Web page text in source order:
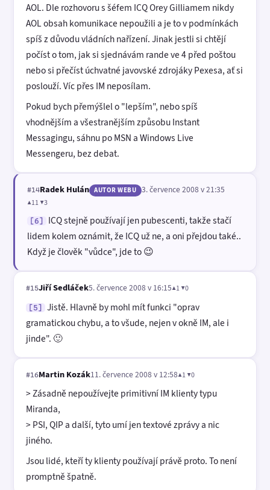
AOL. Dle rozhovoru s šéfem ICQ Orey Gilliamem nikdy
AOL obsah komunikace nepoužili a je to v podmínkách
spíš z důvodu vládních nařízení. Jinak jestli si chtějí
počíst o tom, jak si sjednávám rande ve 4 před poštou
nebo si přečíst úchvatné javovské zdrojáky Pexesa, ať si
poslouží. Víc přes IM neposílam.
Pokud bych přemýšlel o "lepším", nebo spíš
vhodnějším a všestranějším způsobu Instant
Messagingu, sáhnu po MSN a Windows Live
Messengeru, bez debat.
#14Radek Hulán AUTOR WEBU 3. července 2008 v 21:35
▲11 ▼3
[6]
ICQ stejně používají jen pubescenti, takže stačí
lidem kolem oznámit, že ICQ už ne, a oni přejdou také..
Když je člověk "vůdce", jde to 😉
#15Jiří Sedláček5. července 2008 v 16:15▲1 ▼0
[5]
Jistě. Hlavně by mohl mít funkci "oprav
gramatickou chybu, a to všude, nejen v okně IM, ale i
jinde". 🙂
#16Martin Kozák11. července 2008 v 12:58▲1 ▼0
> Zásadně nepoužívejte primitivní IM klienty typu
Miranda,
> PSI, QIP a další, tyto umí jen textové zprávy a nic
jiného.
Jsou lidé, kteří ty klienty používají právě proto. To není
promptně špatně.